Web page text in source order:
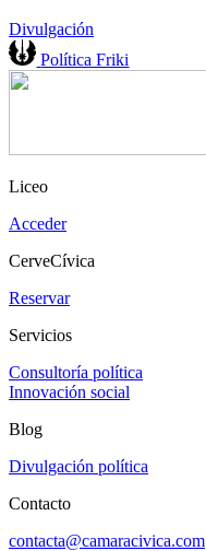
Divulgación
Política Friki
Liceo
Acceder
CerveCívica
Reservar
Servicios
Consultoría política
Innovación social
Blog
Divulgación política
Contacto
contacta@camaracivica.com